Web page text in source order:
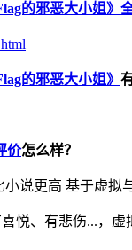
的邪恶大小姐》
的邪恶大小姐》
价怎么样？
说更高 基于虚拟
悦、有悲伤...，